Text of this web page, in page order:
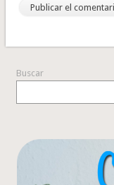
Buscar